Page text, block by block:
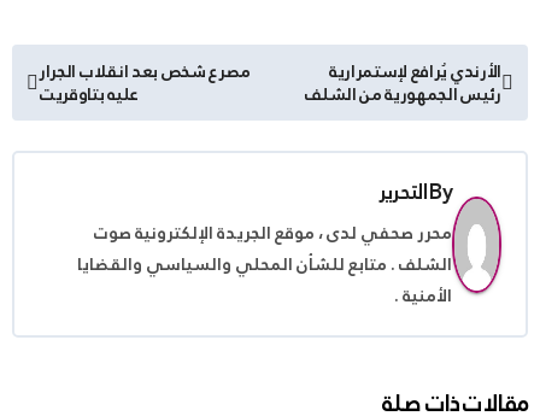
تصفّح
المقالات
الأرندي يُرافع لإستمرارية
رئيس الجمهورية من الشلف
مصرع شخص بعد انقلاب الجرار
عليه بتاوقريت
Byالتحرير
محرر صحفي لدى ، موقع الجريدة الإلكترونية صوت
الشلف . متابع للشأن المحلي والسياسي والقضايا
الأمنية .
مقالات ذات صلة